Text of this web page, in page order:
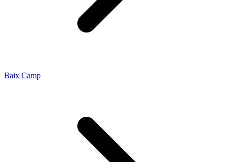
Baix Camp